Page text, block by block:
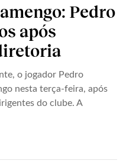
Pedro
após
o jogador Pedro
nesta terça-feira, após
do clube. A